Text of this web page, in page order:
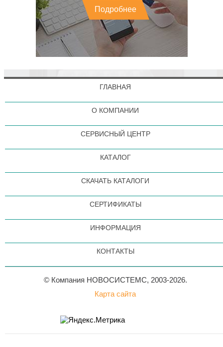
Подробнее
ГЛАВНАЯ
О КОМПАНИИ
СЕРВИСНЫЙ ЦЕНТР
КАТАЛОГ
СКАЧАТЬ КАТАЛОГИ
СЕРТИФИКАТЫ
ИНФОРМАЦИЯ
КОНТАКТЫ
© Компания НОВОСИСТЕМС, 2003-2026.
Карта сайта